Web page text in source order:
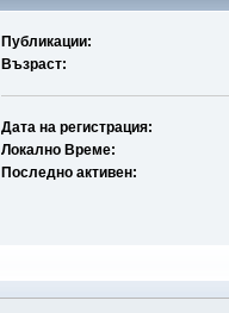
Публикации:
Възраст:
Дата на регистрация:
Локално Време:
Последно активен: